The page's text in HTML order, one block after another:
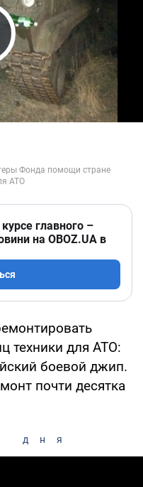
Video
главного –
на OBOZ.UA в
техники для АТО:
боевой джип.
почти десятка
дня